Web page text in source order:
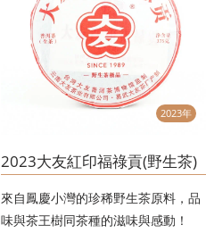
2023年
2023大友紅印福祿貢(野生茶)
來自鳳慶小灣的珍稀野生茶原料，品
味與茶王樹同茶種的滋味與感動！